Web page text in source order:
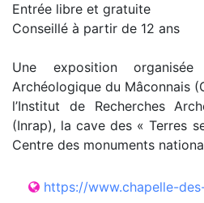
Entrée libre et gratuite
Conseillé à partir de 12 ans
Une exposition
Archéologique du Mâconnais
l’Institut de Recherches
(Inrap), la cave des « Terres
Centre des monuments
https://www.chapelle-